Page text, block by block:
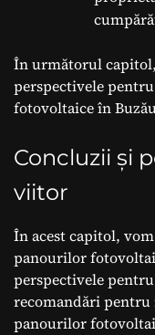
În următorul
perspectivele
fotovoltaice în
Concluzii și
viitor
În acest capitol,
panourilor
perspectivele
recomandări pentru
panourilor